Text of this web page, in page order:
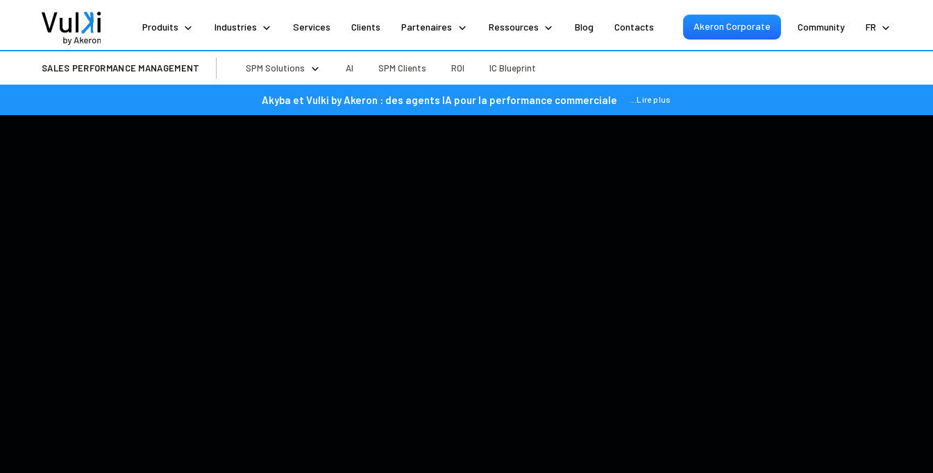
Produits Industries Services Clients Partenaires Ressources Blog Contacts Akeron Corporate Community FR
SALES PERFORMANCE MANAGEMENT SPM Solutions AI SPM Clients ROI IC Blueprint
Akyba et Vulki by Akeron : des agents IA pour la performance commerciale ...Lire plus